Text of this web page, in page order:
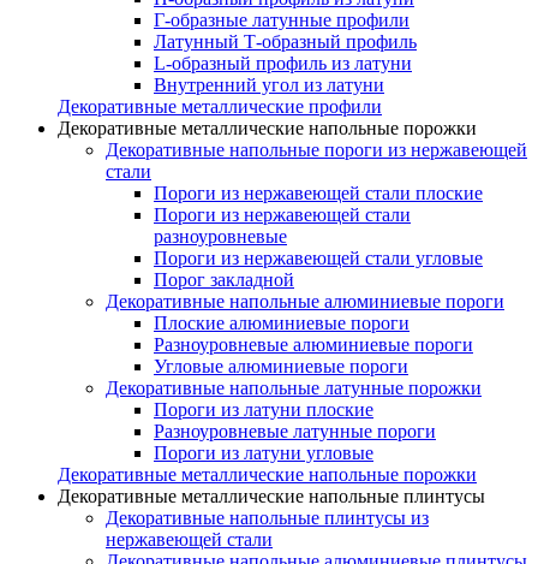
Г-образные латунные профили
Латунный Т-образный профиль
L-образный профиль из латуни
Внутренний угол из латуни
Декоративные металлические профили
Декоративные металлические напольные порожки
Декоративные напольные пороги из нержавеющей
стали
Пороги из нержавеющей стали плоские
Пороги из нержавеющей стали
разноуровневые
Пороги из нержавеющей стали угловые
Порог закладной
Декоративные напольные алюминиевые пороги
Плоские алюминиевые пороги
Разноуровневые алюминиевые пороги
Угловые алюминиевые пороги
Декоративные напольные латунные порожки
Пороги из латуни плоские
Разноуровневые латунные пороги
Пороги из латуни угловые
Декоративные металлические напольные порожки
Декоративные металлические напольные плинтусы
Декоративные напольные плинтусы из
нержавеющей стали